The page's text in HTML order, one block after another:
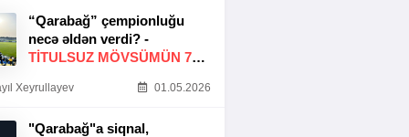
“Qarabağ” çempionluğu
necə əldən verdi? -
TITULSUZ MÖVSÜMÜN 7
Xeyrullayev 01.05.2026
"Qarabağ"a siqnal,